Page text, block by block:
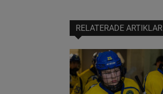
RELATERADE ARTIKLAR